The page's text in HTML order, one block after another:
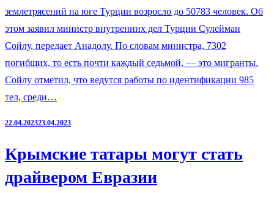
землетрясений на юге Турции возросло до 50783 человек. Об
этом заявил министр внутренних дел Турции Сулейман
Сойлу, передает Анадолу. По словам министра, 7302
погибших, то есть почти каждый седьмой, — это мигранты.
Сойлу отметил, что ведутся работы по идентификации 985
тел, среди…
22.04.202323.04.2023
Крымские татары могут стать
драйвером Евразии